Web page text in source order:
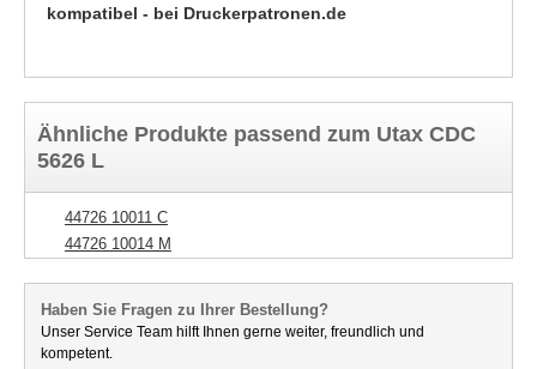
kompatibel - bei Druckerpatronen.de
Ähnliche Produkte passend zum Utax CDC
5626 L
44726 10011 C
44726 10014 M
Haben Sie Fragen zu Ihrer Bestellung?
Unser Service Team hilft Ihnen gerne weiter, freundlich und
kompetent.